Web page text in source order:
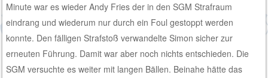
Minute war es wieder Andy Fries der in den SGM Strafraum
eindrang und wiederum nur durch ein Foul gestoppt werden
konnte. Den fälligen Strafstoß verwandelte Simon sicher zur
erneuten Führung. Damit war aber noch nichts entschieden. Die
SGM versuchte es weiter mit langen Bällen. Beinahe hätte das